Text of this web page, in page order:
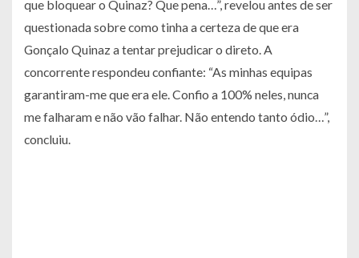
que bloquear o Quinaz? Que pena…”,revelou antes de ser
questionada sobre como tinha a certeza de que era
Gonçalo Quinaz a tentar prejudicar o direto. A
concorrente respondeu confiante: “As minhas equipas
garantiram-me que era ele. Confio a 100% neles, nunca
me falharam e não vão falhar. Não entendo tanto ódio…”,
concluiu.